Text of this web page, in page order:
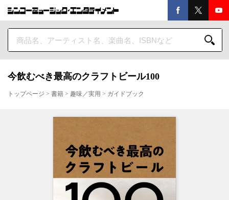
今飲むべき最高のクラフトビール100
トップページ > 書籍 > 趣味／実用 > ガイドブック